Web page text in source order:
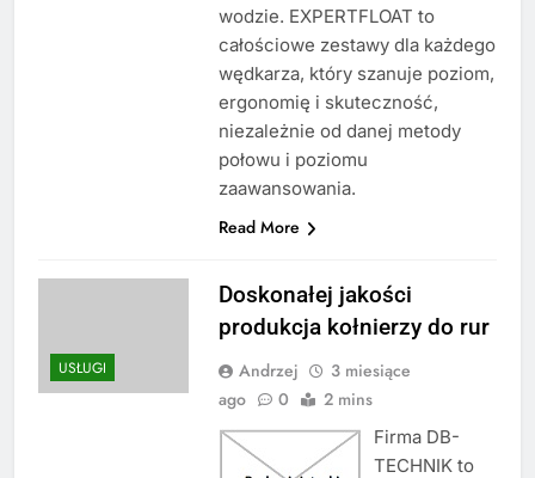
wodzie. EXPERTFLOAT to
całościowe zestawy dla każdego
wędkarza, który szanuje poziom,
ergonomię i skuteczność,
niezależnie od danej metody
połowu i poziomu
zaawansowania.
Read More
USŁUGI
Doskonałej jakości
produkcja kołnierzy do rur
Andrzej
3 miesiące
ago
0 2 mins
Firma DB-
TECHNIK to